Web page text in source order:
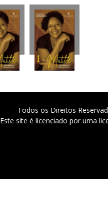
Todos os Direitos
Este site é licenciado por uma